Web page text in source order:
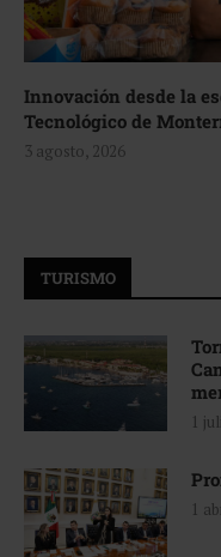
Innovación desde la
Tecnológico de
3 agosto, 2026
TURISMO
1
1